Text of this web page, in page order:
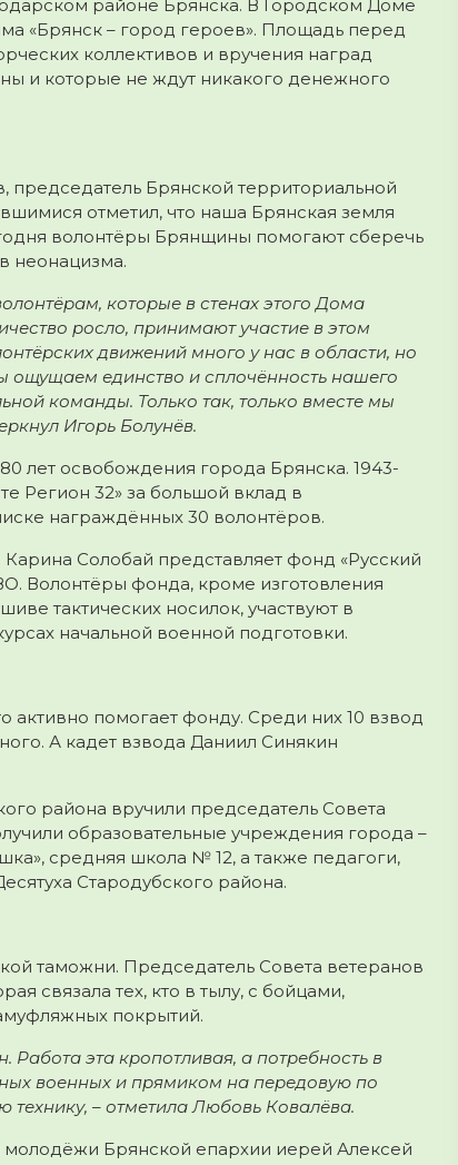
районе Брянска. В Городском Доме
«Брянск – город героев». Площадь перед
коллективов и вручения наград
и которые не ждут никакого денежного
председатель Брянской территориальной
отметил, что наша Брянская земля
волонтёры Брянщины помогают сберечь
неонацизма.
которые в стенах этого Дома
росло, принимают участие в этом
движений много у нас в области, но
ощущаем единство и сплочённость нашего
команды. Только так, только вместе мы
Игорь Болунёв.
лет освобождения города Брянска. 1943-
Регион 32» за большой вклад в
награждённых 30 волонтёров.
Солобай представляет фонд «Русский
Волонтёры фонда, кроме изготовления
тактических носилок, участвуют в
начальной военной подготовки.
активно помогает фонду. Среди них 10 взвод
А кадет взвода Даниил Синякин
района вручили председатель Совета
образовательные учреждения города –
средняя школа № 12, а также педагоги,
Стародубского района.
таможни. Председатель Совета ветеранов
связала тех, кто в тылу, с бойцами,
покрытий.
Работа эта кропотливая, а потребность в
военных и прямиком на передовую по
технику, – отметила Любовь Ковалёва.
Брянской епархии иерей Алексей